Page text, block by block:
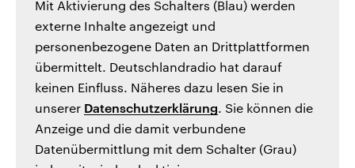
Mit Aktivierung des Schalters (Blau) werden
externe Inhalte angezeigt und
personenbezogene Daten an Drittplattformen
übermittelt. Deutschlandradio hat darauf
keinen Einfluss. Näheres dazu lesen Sie in
unserer Datenschutzerklärung. Sie können die
Anzeige und die damit verbundene
Datenübermittlung mit dem Schalter (Grau)